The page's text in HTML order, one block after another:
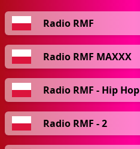
Radio RMF
Radio RMF MAXXX
Radio RMF - Hip Hop
Radio RMF - 2